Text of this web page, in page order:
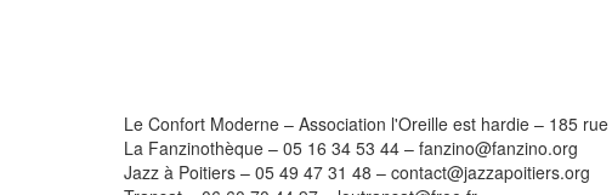
Le Confort Moderne – Association l'Oreille est hardie – 185
La Fanzinothèque – 05 16 34 53 44 – fanzino@fanzino.org
Jazz à Poitiers – 05 49 47 31 48 – contact@jazzapoitiers.org